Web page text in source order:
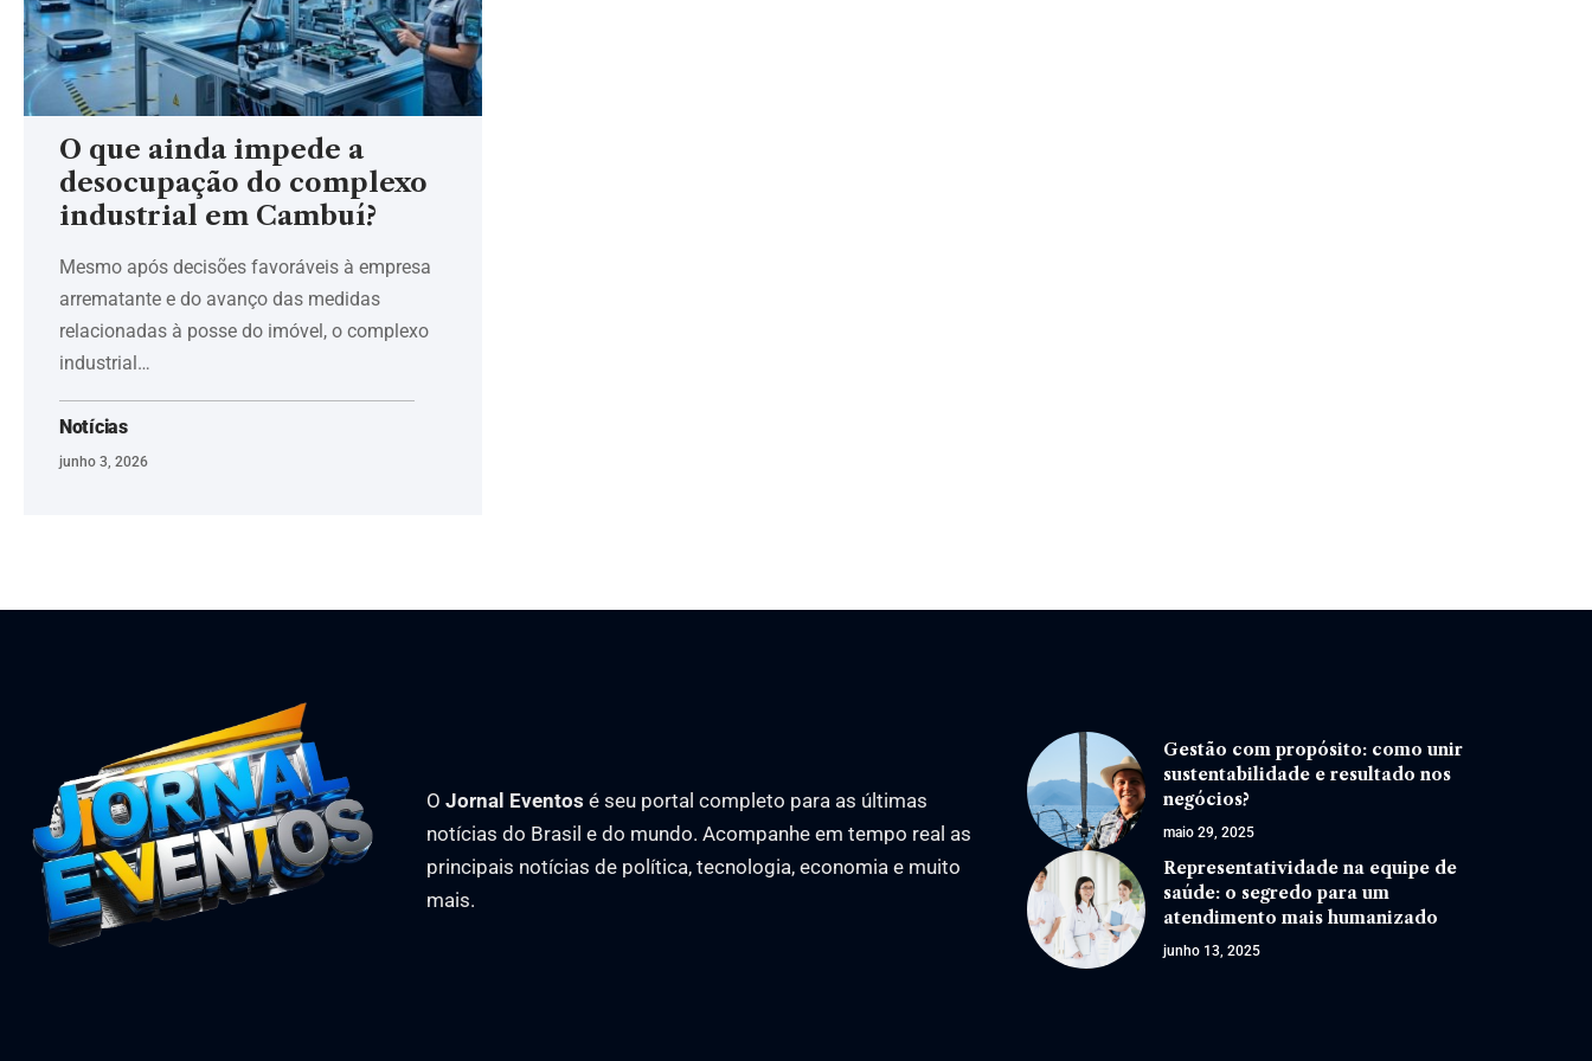
O que ainda impede a
desocupação do complexo
industrial em Cambuí?
Mesmo após decisões favoráveis à empresa
arrematante e do avanço das medidas
relacionadas à posse do imóvel, o complexo
industrial…
Notícias
junho 3, 2026
O Jornal Eventos é seu portal completo para as últimas
notícias do Brasil e do mundo. Acompanhe em tempo real as
principais notícias de política, tecnologia, economia e muito
mais.
Gestão com propósito: como unir
sustentabilidade e resultado nos
negócios?
maio 29, 2025
Representatividade na equipe de
saúde: o segredo para um
atendimento mais humanizado
junho 13, 2025